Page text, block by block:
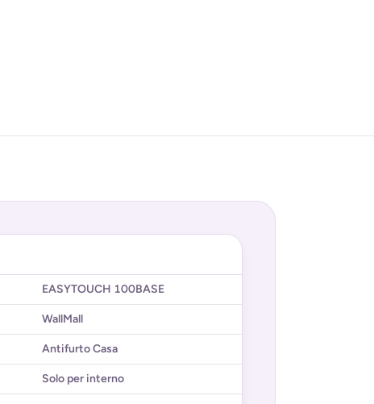
EASYTOUCH 100BASE
WallMall
Antifurto Casa
Solo per interno